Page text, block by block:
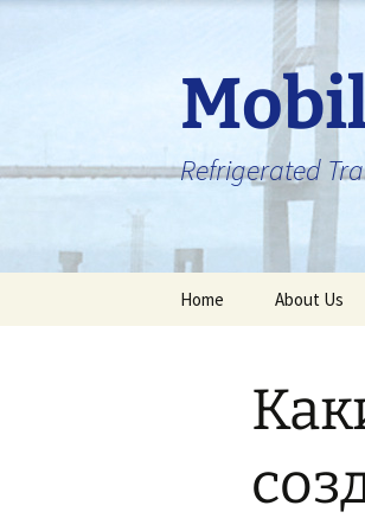
Refrigerated
Home About Us